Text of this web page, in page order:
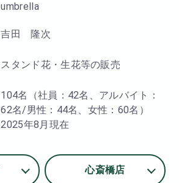
umbrella
吉田 隆次
スタンド花・生花等の販売
104名（社員：42名、アルバイト：
62名/男性：44名、女性：60名）
2025年8月現在
心斎橋店